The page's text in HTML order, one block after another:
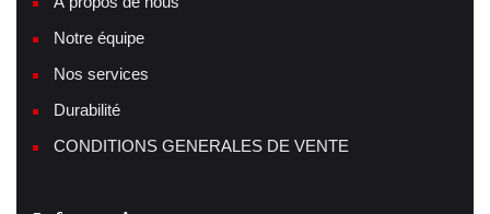
Notre équipe
Nos services
Durabilité
CONDITIONS GENERALES DE VENTE